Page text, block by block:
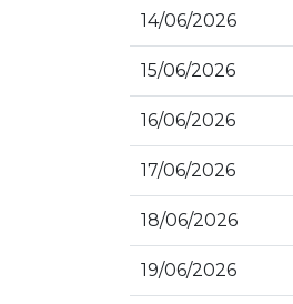
14/06/2026
15/06/2026
16/06/2026
17/06/2026
18/06/2026
19/06/2026